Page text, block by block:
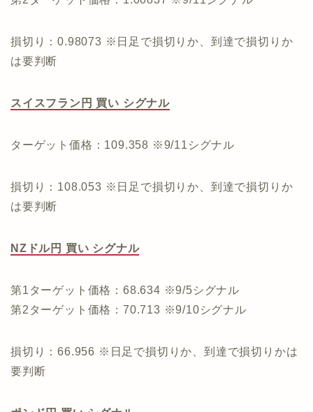
損切り：0.98073 ※日足で損切りか、到達で損切りか
は要判断
スイスフラン円 買い シグナル
ターゲット価格：109.358 ※9/11シグナル
損切り：108.053 ※日足で損切りか、到達で損切りか
は要判断
NZドル円 買い シグナル
第1ターゲット価格：68.634 ※9/5シグナル
第2ターゲット価格：70.713 ※9/10シグナル
損切り：66.956 ※日足で損切りか、到達で損切りかは
要判断